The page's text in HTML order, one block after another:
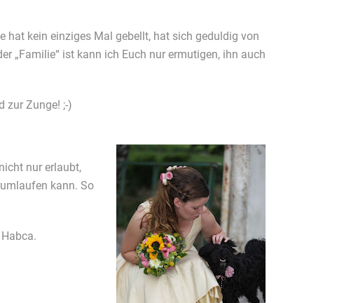
hat kein einziges Mal gebellt, hat sich geduldig von
„Familie“ ist kann ich Euch nur ermutigen, ihn auch
zur Zunge! ;-)
nur erlaubt,
kann. So